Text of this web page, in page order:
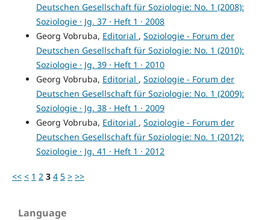
Deutschen Gesellschaft für Soziologie: No. 1 (2008):
Soziologie · Jg. 37 · Heft 1 · 2008
Georg Vobruba, Editorial , Soziologie - Forum der
Deutschen Gesellschaft für Soziologie: No. 1 (2010):
Soziologie · Jg. 39 · Heft 1 · 2010
Georg Vobruba, Editorial , Soziologie - Forum der
Deutschen Gesellschaft für Soziologie: No. 1 (2009):
Soziologie · Jg. 38 · Heft 1 · 2009
Georg Vobruba, Editorial , Soziologie - Forum der
Deutschen Gesellschaft für Soziologie: No. 1 (2012):
Soziologie · Jg. 41 · Heft 1 · 2012
<< < 1 2 3 4 5 > >>
Language